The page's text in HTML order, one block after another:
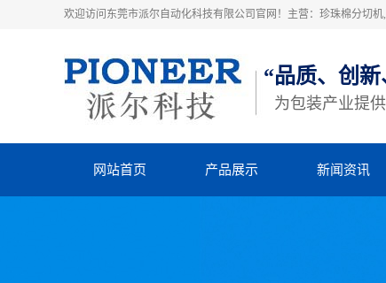
欢迎访问东莞市派尔自动化科技有限公司官网！主营：珍珠棉分切
“品质、创
为包装产业提
网站首页 产品展示 新闻资讯